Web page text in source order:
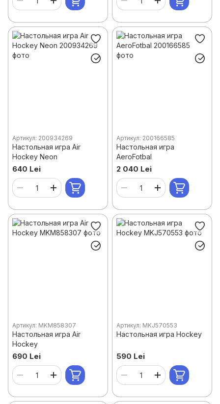
Артикул: 200934269
Настольная игра Air
Hockey Neon
640 Lei
Артикул: 200166585
Настольная игра
AeroFotbal
2 040 Lei
Артикул: MKM858307
Настольная игра Air
Hockey
690 Lei
Артикул: MKJ570553
Настольная игра Hockey
590 Lei